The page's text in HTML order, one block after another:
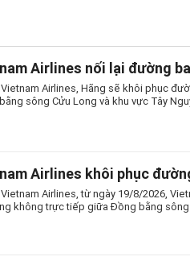
Airlines nối lại đường
Airlines, Hãng sẽ khôi phục
sông Cửu Long và khu vực Tây
Airlines khôi phục
Airlines, từ ngày 19/8/2026,
không trực tiếp giữa Đồng bằng